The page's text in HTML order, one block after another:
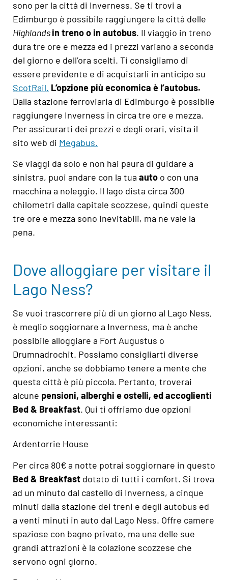
sono per la città di Inverness. Se ti trovi a
Edimburgo è possibile raggiungere la città delle
Highlandsin treno o in autobus. Il viaggio in treno
dura tre ore e mezza ed i prezzi variano a seconda
del giorno e dell’ora scelti. Ti consigliamo di
essere previdente e di acquistarli in anticipo su
ScotRail. L’opzione più economica è l’autobus.
Dalla stazione ferroviaria di Edimburgo è possibile
raggiungere Inverness in circa tre ore e mezza.
Per assicurarti dei prezzi e degli orari, visita il
sito web di Megabus.
Se viaggi da solo e non hai paura di guidare a
sinistra, puoi andare con la tua auto o con una
macchina a noleggio. Il lago dista circa 300
chilometri dalla capitale scozzese, quindi queste
tre ore e mezza sono inevitabili, ma ne vale la
pena.
Dove alloggiare per visitare il
Lago Ness?
Se vuoi trascorrere più di un giorno al Lago Ness,
è meglio soggiornare a Inverness, ma è anche
possibile alloggiare a Fort Augustus o
Drumnadrochit. Possiamo consigliarti diverse
opzioni, anche se dobbiamo tenere a mente che
questa città è più piccola. Pertanto, troverai
alcune pensioni, alberghi e ostelli, ed accoglienti
Bed & Breakfast. Qui ti offriamo due opzioni
economiche interessanti:
Ardentorrie House
Per circa 80€ a notte potrai soggiornare in questo
Bed & Breakfast dotato di tutti i comfort. Si trova
ad un minuto dal castello di Inverness, a cinque
minuti dalla stazione dei treni e degli autobus ed
a venti minuti in auto dal Lago Ness. Offre camere
spaziose con bagno privato, ma una delle sue
grandi attrazioni è la colazione scozzese che
servono ogni giorno.